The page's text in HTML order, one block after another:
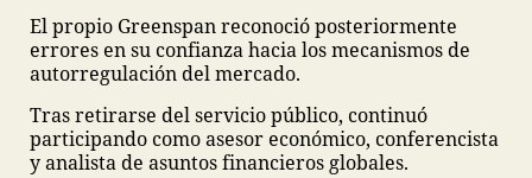
El propio Greenspan reconoció posteriormente
errores en su confianza hacia los mecanismos de
autorregulación del mercado.
Tras retirarse del servicio público, continuó
participando como asesor económico, conferencista
y analista de asuntos financieros globales.